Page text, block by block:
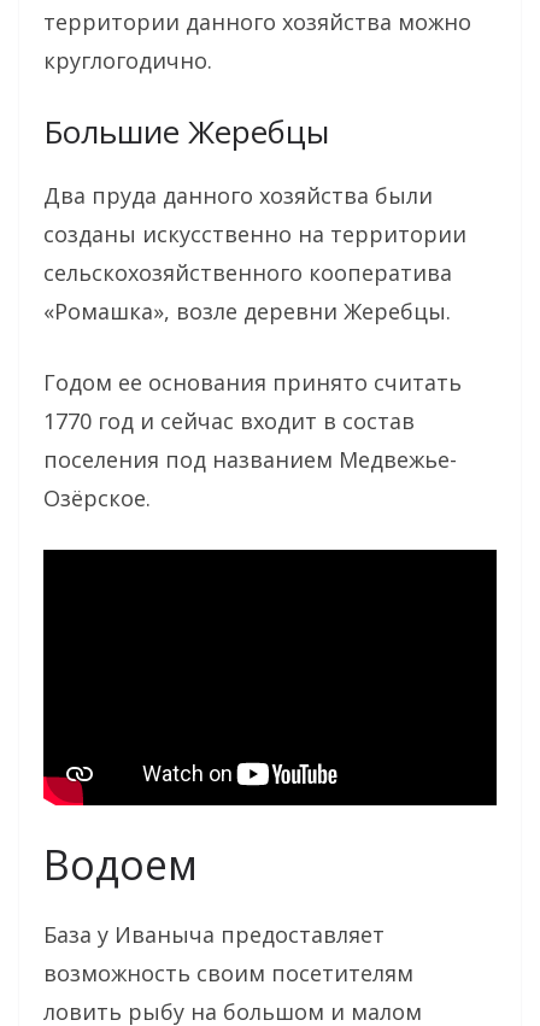
территории данного хозяйства можно
круглогодично.
Большие Жеребцы
Два пруда данного хозяйства были
созданы искусственно на территории
сельскохозяйственного кооператива
«Ромашка», возле деревни Жеребцы.
Годом ее основания принято считать
1770 год и сейчас входит в состав
поселения под названием Медвежье-
Озёрское.
Водоем
База у Иваныча предоставляет
возможность своим посетителям
ловить рыбу на большом и малом